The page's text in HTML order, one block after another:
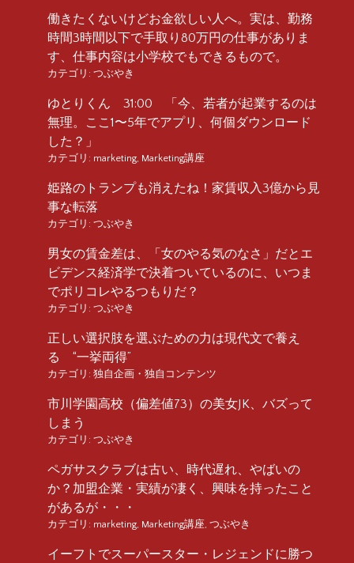
働きたくないけどお金欲しい人へ。実は、勤務
時間3時間以下で手取り80万円の仕事がありま
す、仕事内容は小学校でもできるもので。
カテゴリ: つぶやき
ゆとりくん 31:00 「今、若者が起業するのは
無理。ここ1〜5年でアプリ、何個ダウンロード
した？」
カテゴリ: marketing, Marketing講座
姫路のトランプも消えたね！家賃収入3億から見
事な転落
カテゴリ: つぶやき
男女の賃金差は、「女のやる気のなさ」だとエ
ビデンス経済学で決着ついているのに、いつま
でポリコレやるつもりだ？
カテゴリ: つぶやき
正しい選択肢を選ぶための力は現代文で養え
る “一挙両得”
カテゴリ: 独自企画・独自コンテンツ
市川学園高校（偏差値73）の美女JK、バズって
しまう
カテゴリ: つぶやき
ペガサスクラブは古い、時代遅れ、やばいの
か？加盟企業・実績が凄く、興味を持ったこと
があるが・・・
カテゴリ: marketing, Marketing講座, つぶやき
イーフトでスーパースター・レジェンドに勝つ